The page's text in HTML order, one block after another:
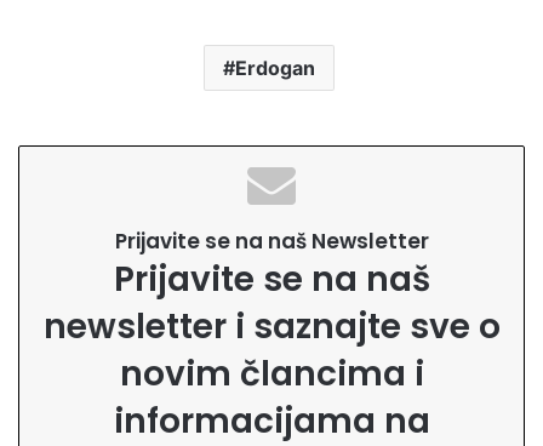
Erdogan
Prijavite se na naš Newsletter
Prijavite se na naš
newsletter i saznajte sve o
novim člancima i
informacijama na